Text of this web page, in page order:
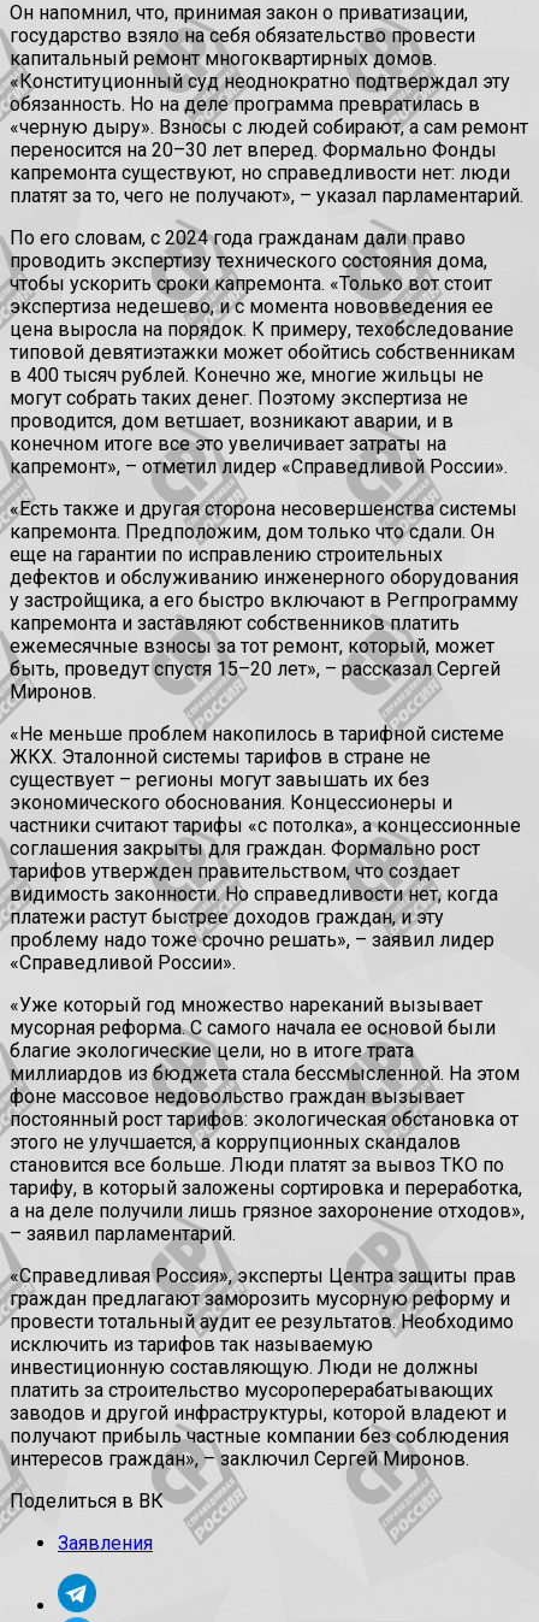
Он напомнил, что, принимая закон о приватизации,
государство взяло на себя обязательство провести
капитальный ремонт многоквартирных домов.
«Конституционный суд неоднократно подтверждал эту
обязанность. Но на деле программа превратилась в
«черную дыру». Взносы с людей собирают, а сам ремонт
переносится на 20–30 лет вперед. Формально Фонды
капремонта существуют, но справедливости нет: люди
платят за то, чего не получают», – указал парламентарий.
По его словам, с 2024 года гражданам дали право
проводить экспертизу технического состояния дома,
чтобы ускорить сроки капремонта. «Только вот стоит
экспертиза недешево, и с момента нововведения ее
цена выросла на порядок. К примеру, техобследование
типовой девятиэтажки может обойтись собственникам
в 400 тысяч рублей. Конечно же, многие жильцы не
могут собрать таких денег. Поэтому экспертиза не
проводится, дом ветшает, возникают аварии, и в
конечном итоге все это увеличивает затраты на
капремонт», – отметил лидер «Справедливой России».
«Есть также и другая сторона несовершенства системы
капремонта. Предположим, дом только что сдали. Он
еще на гарантии по исправлению строительных
дефектов и обслуживанию инженерного оборудования
у застройщика, а его быстро включают в Регпрограмму
капремонта и заставляют собственников платить
ежемесячные взносы за тот ремонт, который, может
быть, проведут спустя 15–20 лет», – рассказал Сергей
Миронов.
«Не меньше проблем накопилось в тарифной системе
ЖКХ. Эталонной системы тарифов в стране не
существует – регионы могут завышать их без
экономического обоснования. Концессионеры и
частники считают тарифы «с потолка», а концессионные
соглашения закрыты для граждан. Формально рост
тарифов утвержден правительством, что создает
видимость законности. Но справедливости нет, когда
платежи растут быстрее доходов граждан, и эту
проблему надо тоже срочно решать», – заявил лидер
«Справедливой России».
«Уже который год множество нареканий вызывает
мусорная реформа. С самого начала ее основой были
благие экологические цели, но в итоге трата
миллиардов из бюджета стала бессмысленной. На этом
фоне массовое недовольство граждан вызывает
постоянный рост тарифов: экологическая обстановка от
этого не улучшается, а коррупционных скандалов
становится все больше. Люди платят за вывоз ТКО по
тарифу, в который заложены сортировка и переработка,
а на деле получили лишь грязное захоронение отходов»,
– заявил парламентарий.
«Справедливая Россия», эксперты Центра защиты прав
граждан предлагают заморозить мусорную реформу и
провести тотальный аудит ее результатов. Необходимо
исключить из тарифов так называемую
инвестиционную составляющую. Люди не должны
платить за строительство мусороперерабатывающих
заводов и другой инфраструктуры, которой владеют и
получают прибыль частные компании без соблюдения
интересов граждан», – заключил Сергей Миронов.
Поделиться в ВК
Заявления